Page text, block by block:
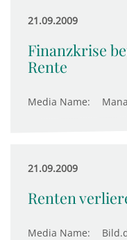
21.09.2009
Finanzkrise
Rente
Media Name:
21.09.2009
Renten
Media Name: